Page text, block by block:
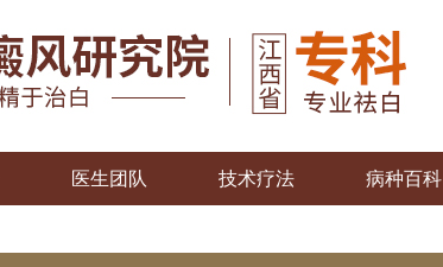
医生团队 技术疗法 病种百科